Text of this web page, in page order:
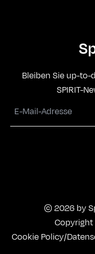
Bleiben Sie up-to-
SPIRIT-
© 2026 by
Cookie Policy/